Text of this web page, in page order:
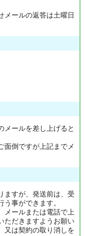
メールの返答は土曜日
メールを差し上げると
面倒ですが上記までメ
ますが、発送前は、受
事ができます。
メールまたは電話で上
ただきますようお願い
又は契約の取り消しを